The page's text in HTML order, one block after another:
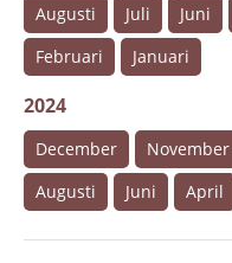
Augusti
Juli Juni
Februari
Januari
2024
December November
Augusti
Juni April